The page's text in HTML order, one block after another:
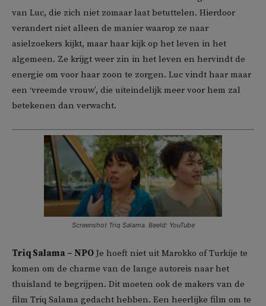
van Luc, die zich niet zomaar laat betuttelen. Hierdoor
verandert niet alleen de manier waarop ze naar
asielzoekers kijkt, maar haar kijk op het leven in het
algemeen. Ze krijgt weer zin in het leven en hervindt de
energie om voor haar zoon te zorgen. Luc vindt haar maar
een ‘vreemde vrouw’, die uiteindelijk meer voor hem zal
betekenen dan verwacht.
Screenshot Triq Salama. Beeld: YouTube
Triq Salama – NPO Je hoeft niet uit Marokko of Turkije te
komen om de charme van de lange autoreis naar het
thuisland te begrijpen. Dit moeten ook de makers van de
film Triq Salama gedacht hebben. Een heerlijke film om te